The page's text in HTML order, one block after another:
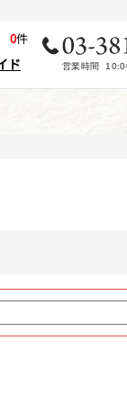
0件
ド